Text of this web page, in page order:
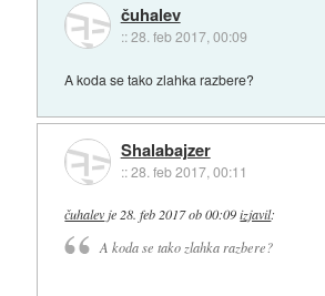
čuhalev
::28. feb 2017, 00:09
A koda se tako zlahka razbere?
Shalabajzer
::28. feb 2017, 00:11
čuhalev je 28. feb 2017 ob 00:09 izjavil:
A koda se tako zlahka razbere?